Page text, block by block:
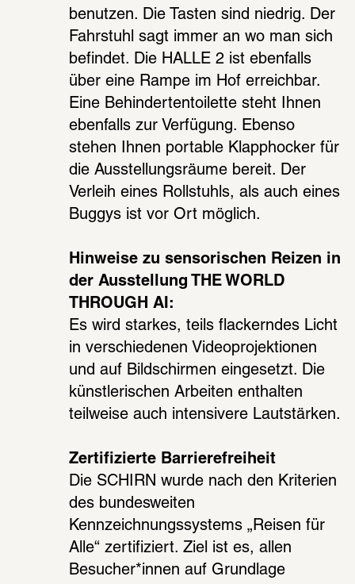
benutzen. Die Tasten sind niedrig. Der
Fahrstuhl sagt immer an wo man sich
befindet. Die HALLE 2 ist ebenfalls
über eine Rampe im Hof erreichbar.
Eine Behin­der­ten­toi­lette steht Ihnen
eben­falls zur Verfü­gung. Ebenso
stehen Ihnen porta­ble Klap­pho­cker für
die Ausstel­lungs­räume bereit. Der
Verleih eines Roll­stuhls, als auch eines
Buggys ist vor Ort möglich.
Hinweise zu sensorischen Reizen in
der Ausstellung THE WORLD
THROUGH AI:
Es wird starkes, teils flackerndes Licht
in verschiedenen Videoprojektionen
und auf Bildschirmen eingesetzt. Die
künstlerischen Arbeiten enthalten
teilweise auch intensivere Lautstärken.
Zertifizierte Barrierefreiheit
Die SCHIRN wurde nach den Kriterien
des bundesweiten
Kennzeichnungssystems „Reisen für
Alle“ zertifiziert. Ziel ist es, allen
Besucher*innen auf Grundlage